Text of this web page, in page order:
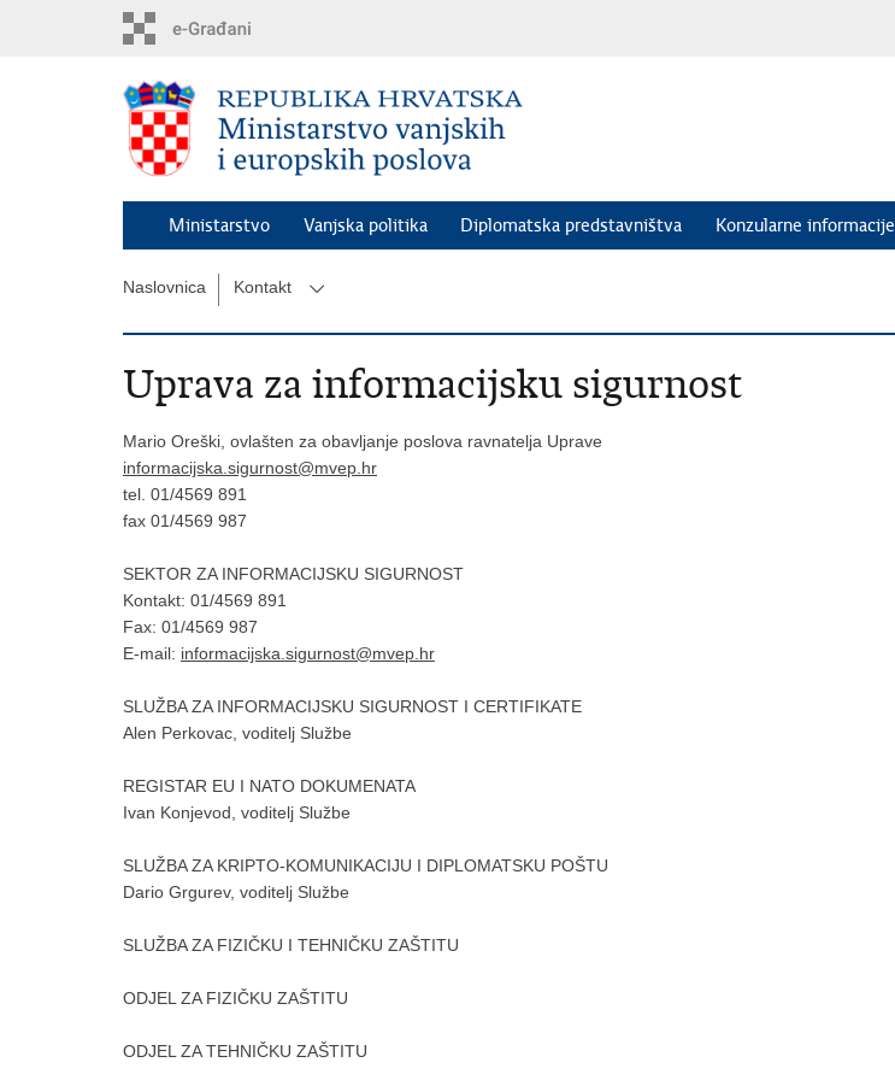
Ministarstvo Vanjska politika Diplomatska predstavništva Konzularne informacije
Naslovnica Kontakt
Uprava za informacijsku sigurnost
Mario Oreški, ovlašten za obavljanje poslova ravnatelja Uprave
informacijska.sigurnost@mvep.hr
tel. 01/4569 891
fax 01/4569 987
SEKTOR ZA INFORMACIJSKU SIGURNOST
Kontakt: 01/4569 891
Fax: 01/4569 987
E-mail: informacijska.sigurnost@mvep.hr
SLUŽBA ZA INFORMACIJSKU SIGURNOST I CERTIFIKATE
Alen Perkovac, voditelj Službe
REGISTAR EU I NATO DOKUMENATA
Ivan Konjevod, voditelj Službe
SLUŽBA ZA KRIPTO-KOMUNIKACIJU I DIPLOMATSKU POŠTU
Dario Grgurev, voditelj Službe
SLUŽBA ZA FIZIČKU I TEHNIČKU ZAŠTITU
ODJEL ZA FIZIČKU ZAŠTITU
ODJEL ZA TEHNIČKU ZAŠTITU